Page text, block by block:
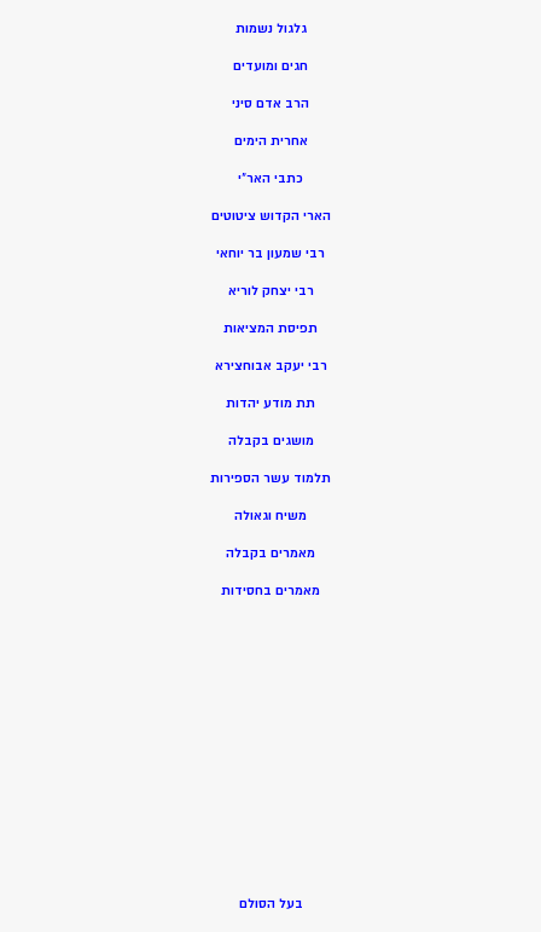
גלגול נשמות
חגים ומועדים
הרב אדם סיני
אחרית הימים
כתבי האר”י
הארי הקדוש ציטוטים
רבי שמעון בר יוחאי
רבי יצחק לוריא
תפיסת המציאות
רבי יעקב אבוחצירא
תת מודע יהדות
מושגים בקבלה
תלמוד עשר הספירות
משיח וגאולה
מאמרים בקבלה
מאמרים בחסידות
בעל הסולם